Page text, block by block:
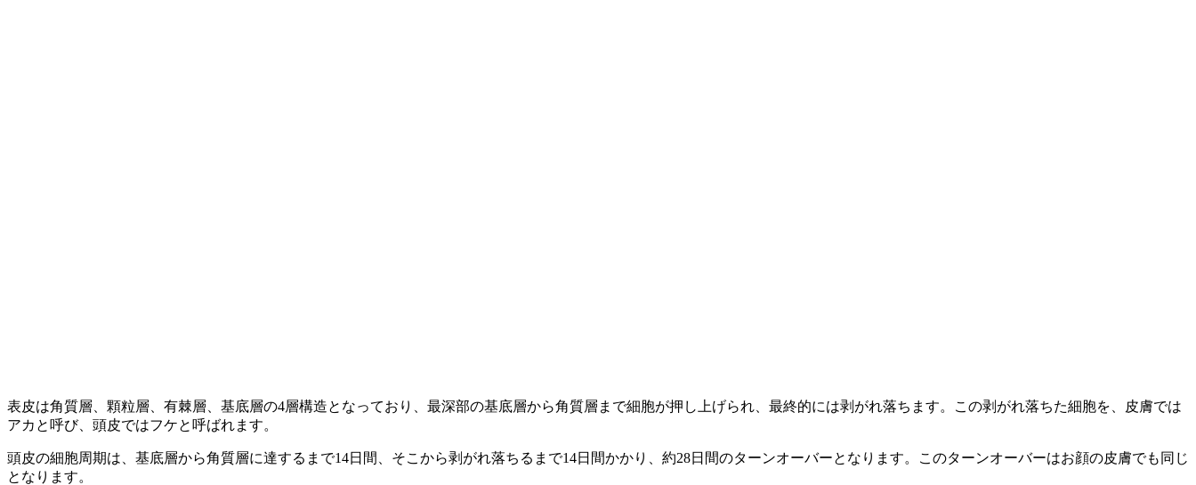
表皮は角質層、顆粒層、有棘層、基底層の4層構造となっており、最深部の基底層から角質層まで細胞が押し上げられ、最終的には剥がれ落ちます。この剥がれ落ちた細胞を、皮膚では
アカと呼び、頭皮ではフケと呼ばれます。
頭皮の細胞周期は、基底層から角質層に達するまで14日間、そこから剥がれ落ちるまで14日間かかり、約28日間のターンオーバーとなります。このターンオーバーはお顔の皮膚でも同じ
となります。